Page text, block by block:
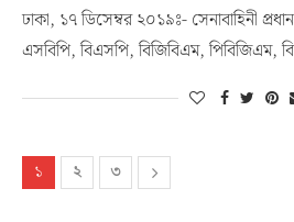
ঢাকা, ১৭ ডিসেম্বর ২০১৯ঃ- সেনাবাহিনী
এসবিপি, বিএসপি, বিজিবিএম, পিবিজিএম,
১ ২ ৩